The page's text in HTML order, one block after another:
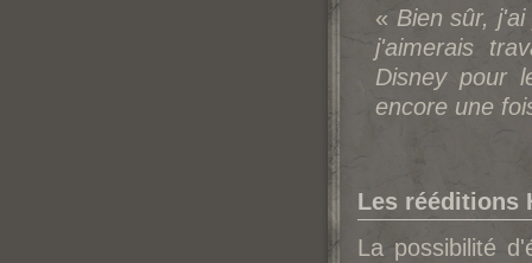
« Bien sûr,
j'aimerais
Disney pour
encore une
Les rééditions
La possibilité